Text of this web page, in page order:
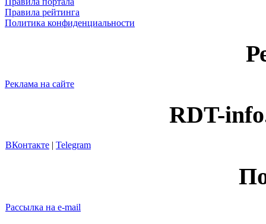
Правила рейтинга
Политика конфиденциальности
Реклама на сайте
RDT-
ВКонтакте | Telegram
Рассылка на e-mail